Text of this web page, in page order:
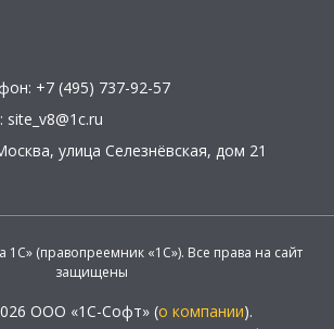
+7 (495) 737-92-57
site_v8@1c.ru
, улица Селезнёвская, дом 21
(правопреемник «1С»). Все права на сайт
защищены
ООО «1С-Софт» (о компании).